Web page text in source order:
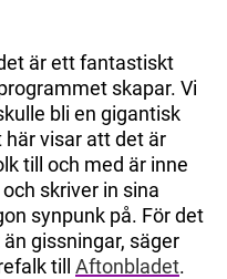
är ett fantastiskt
skapar. Vi
bli en gigantisk
visar att det är
till och med är inne
skriver in sina
synpunk på. För det
gissningar, säger
till Aftonbladet.